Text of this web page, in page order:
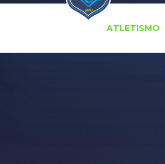
ATLETISMO